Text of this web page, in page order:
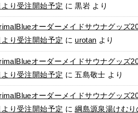
より受注開始予定 に黒岩 より
オーダーメイドサウナグッズ
より受注開始予定 に urotan より
オーダーメイドサウナグッズ
より受注開始予定 に 五島敬士 より
オーダーメイドサウナグッズ
より受注開始予定 に綱島源泉湯けむ